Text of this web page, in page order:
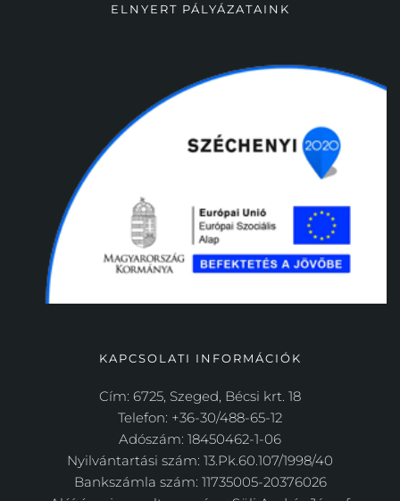
ELNYERT PÁLYÁZATAINK
KAPCSOLATI INFORMÁCIÓK
Cím: 6725, Szeged, Bécsi krt. 18
Telefon: +36-30/488-65-12
Adószám: 18450462-1-06
Nyilvántartási szám: 13.Pk.60.107/1998/40
Bankszámla szám: 11735005-20376026